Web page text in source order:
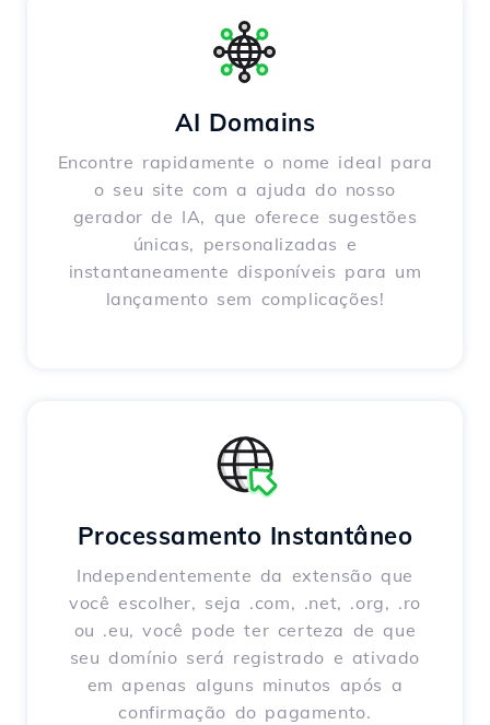
AI Domains
Encontre rapidamente o nome ideal para
o seu site com a ajuda do nosso
gerador de IA, que oferece sugestões
únicas, personalizadas e
instantaneamente disponíveis para um
lançamento sem complicações!
Processamento Instantâneo
Independentemente da extensão que
você escolher, seja .com, .net, .org, .ro
ou .eu, você pode ter certeza de que
seu domínio será registrado e ativado
em apenas alguns minutos após a
confirmação do pagamento.